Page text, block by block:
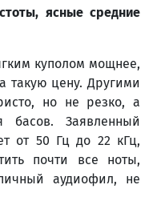
ясные средние
куполом мощнее,
цену. Другими
но не резко, а
басов. Заявленный
от 50 Гц до 22 кГц,
почти все ноты,
аудиофил, не